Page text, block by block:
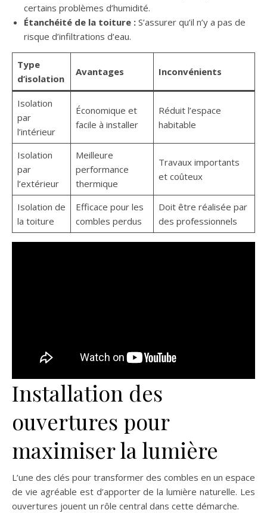
certains problèmes d’humidité.
Étanchéité de la toiture : S’assurer qu’il n’y a pas de
risque d’infiltrations d’eau.
Type
d’isolation
Avantages Inconvénients
Isolation
par
l’intérieur
Économique et
facile à installer
Réduit l’espace
habitable
Isolation
par
l’extérieur
Meilleure
performance
thermique
Travaux importants
et coûteux
Isolation de
la toiture
Efficace pour les
combles perdus
Doit être réalisée par
des professionnels
Installation des
ouvertures pour
maximiser la lumière
L’une des clés pour transformer des combles en un espace
de vie agréable est d’apporter de la lumière naturelle. Les
ouvertures jouent un rôle central dans cette démarche.